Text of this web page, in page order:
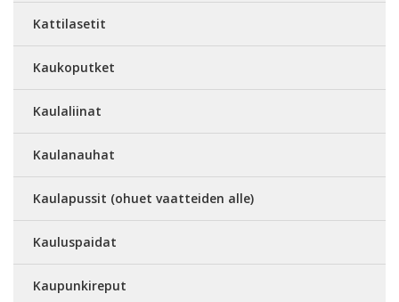
Kattilasetit
Kaukoputket
Kaulaliinat
Kaulanauhat
Kaulapussit (ohuet vaatteiden alle)
Kauluspaidat
Kaupunkireput